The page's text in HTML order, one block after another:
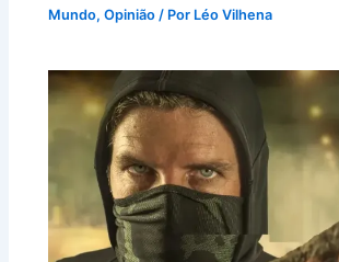
Mundo,Opinião / Por Léo Vilhena